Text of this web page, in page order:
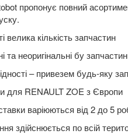
пропонує повний
велика кількість запчастин
та неоригінальні бу
– привезем будь-яку
для RENAULT ZOE з Європи
варіюються від 2 до 5
здійснюється по всій